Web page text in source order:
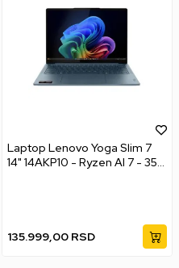
Laptop Lenovo Yoga Slim 7
14" 14AKP10 - Ryzen AI 7 - 350
135.999,00 RSD